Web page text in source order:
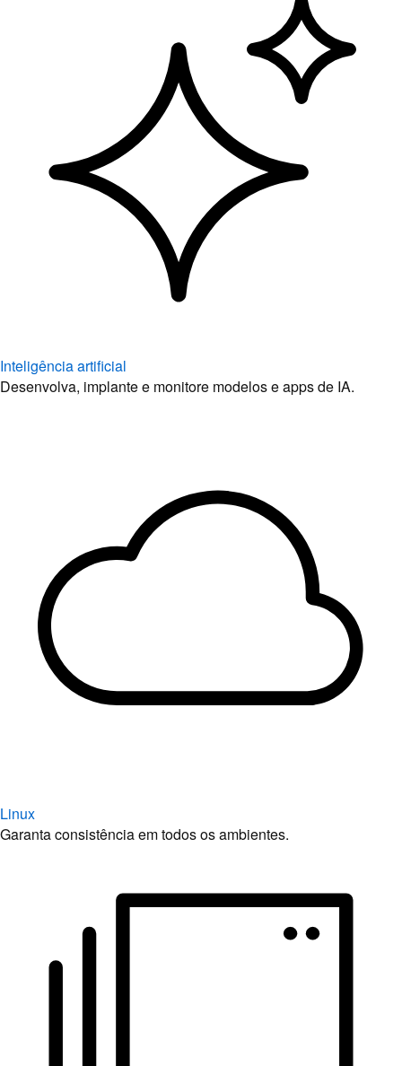
Inteligência artificial
Desenvolva, implante e monitore modelos e apps de IA.
Linux
Garanta consistência em todos os ambientes.